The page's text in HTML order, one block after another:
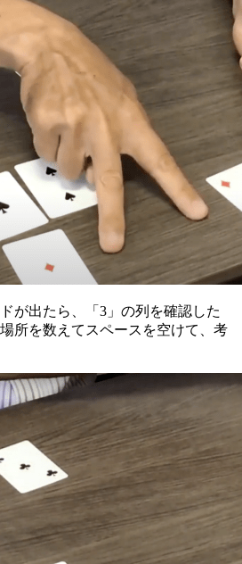
が出たら、「3」の列を確認した
所を数えてスペースを空けて、考